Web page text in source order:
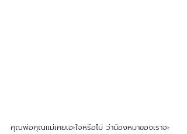
คุณพ่อคุณแม่เคยเอะใจหรือไม่ ว่าน้องหมาของเราจะ